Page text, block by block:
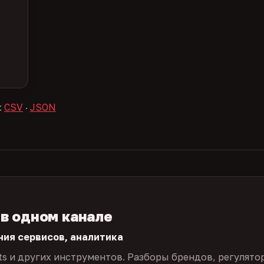
CSV · JSON
одном канале
сервисов, аналитика
и других инструментов. Разборы брендов,